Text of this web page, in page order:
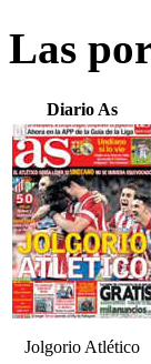
Las
Diario As
Jolgorio Atlético